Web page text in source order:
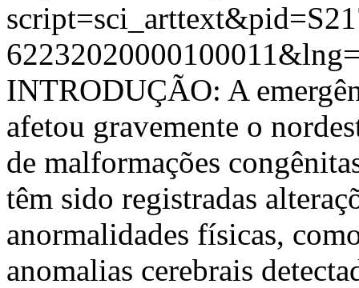
INTRODUÇÃO: A
afetou gravemente o
de malformações
têm sido registradas
anormalidades físicas,
anomalias cerebrais